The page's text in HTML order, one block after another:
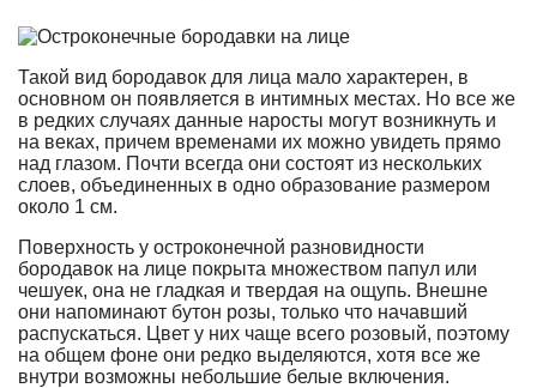
Такой вид бородавок для лица мало характерен, в
основном он появляется в интимных местах. Но все же
в редких случаях данные наросты могут возникнуть и
на веках, причем временами их можно увидеть прямо
над глазом. Почти всегда они состоят из нескольких
слоев, объединенных в одно образование размером
около 1 см.
Поверхность у остроконечной разновидности
бородавок на лице покрыта множеством папул или
чешуек, она не гладкая и твердая на ощупь. Внешне
они напоминают бутон розы, только что начавший
распускаться. Цвет у них чаще всего розовый, поэтому
на общем фоне они редко выделяются, хотя все же
внутри возможны небольшие белые включения.